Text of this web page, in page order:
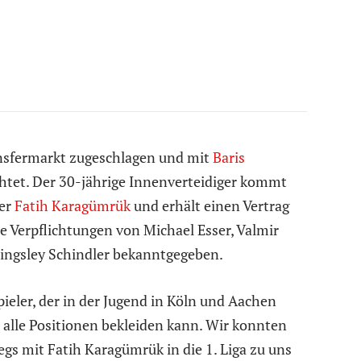
zugeschlagen und mit Baris
Der 30-jährige Innenverteidiger kommt
Fatih Karagümrükund erhält einen Vertrag
von Michael Esser, Valmir
Schindler bekanntgegeben.
der in der Jugend in Köln und Aachen
Positionen bekleiden kann. Wir konnten
mit Fatih Karagümrük in die 1. Liga zu uns